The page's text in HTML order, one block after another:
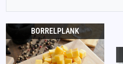
BORRELPLANK